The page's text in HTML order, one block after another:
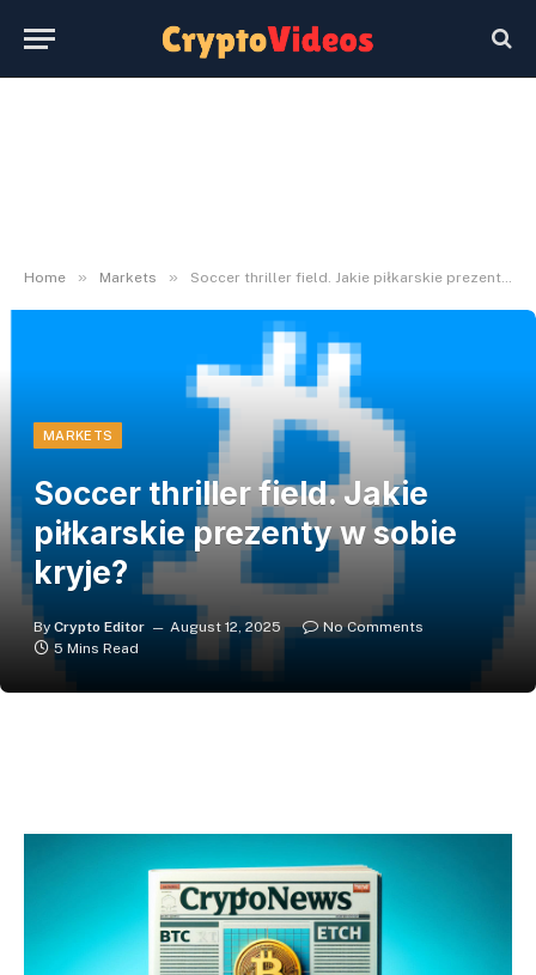
Home » Markets » Soccer thriller field. Jakie piłkarskie prezenty w sobie kryje?
MARKETS
Soccer thriller field. Jakie
piłkarskie prezenty w sobie
kryje?
By Crypto Editor August 12, 2025
No Comments
5 Mins Read